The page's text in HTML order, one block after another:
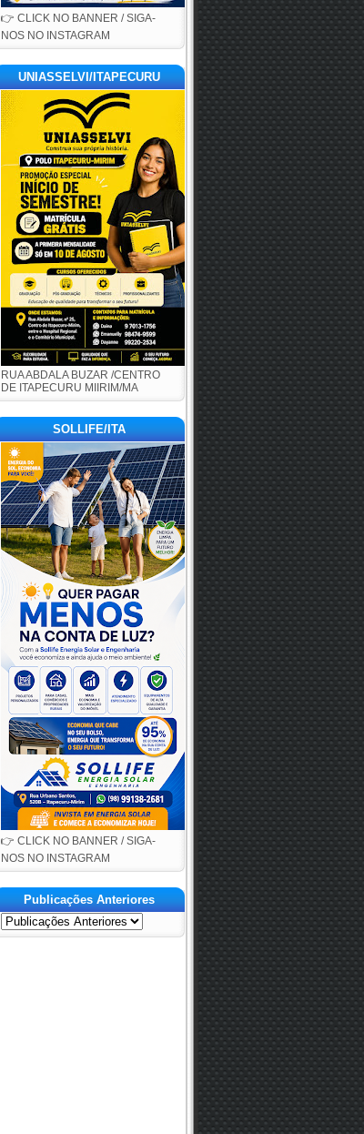
👉 CLICK NO BANNER / SIGA-
NOS NO INSTAGRAM
UNIASSELVI/ITAPECURU
RUA ABDALA BUZAR /CENTRO
DE ITAPECURU MIIRIM/MA
SOLLIFE/ITA
👉 CLICK NO BANNER / SIGA-
NOS NO INSTAGRAM
Publicações Anteriores